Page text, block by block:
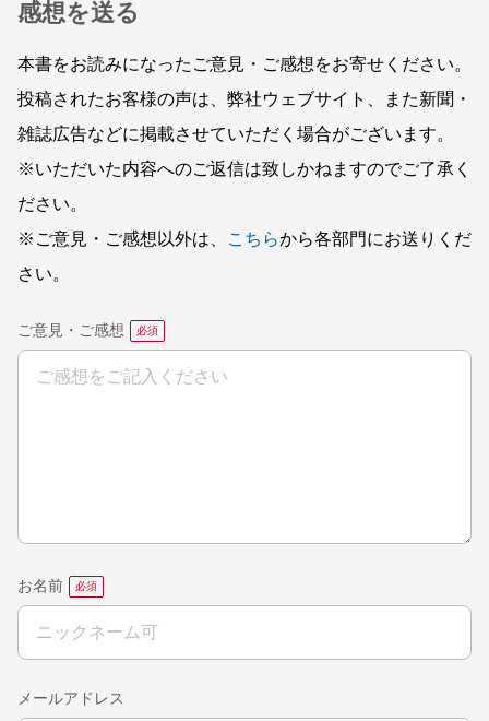
感想を送る
本書をお読みになったご意見・ご感想をお寄せください。
投稿されたお客様の声は、弊社ウェブサイト、また新聞・
雑誌広告などに掲載させていただく場合がございます。
※いただいた内容へのご返信は致しかねますのでご了承く
ださい。
※ご意見・ご感想以外は、
こちらから各部門にお送りくだ
さい。
ご意見・ご感想
お名前
メールアドレス